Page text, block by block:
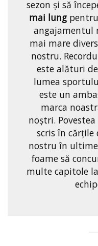
sezon și să
mai lungpentru
angajamentul
mai mare
nostru.
este alături
lumea
este un
marca
noștri.
scris în
nostru în
foame să
multe capitole